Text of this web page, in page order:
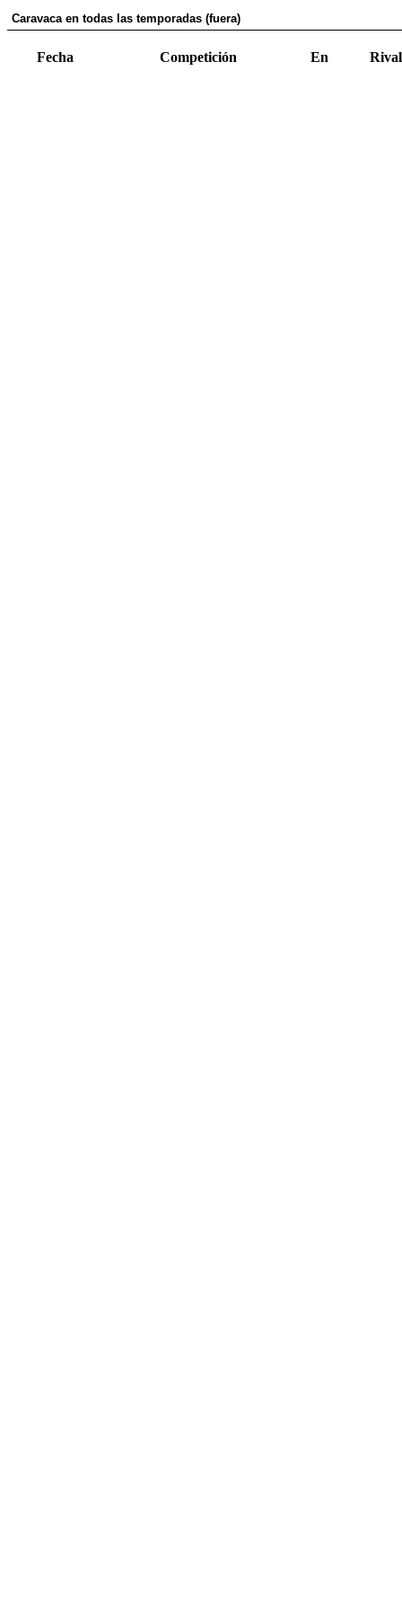
Caravaca en todas las temporadas (fuera)
Fecha Competición En Rival